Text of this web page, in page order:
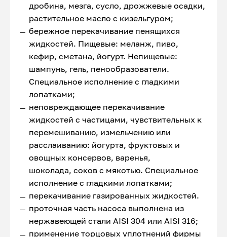
дробина, мезга, сусло, дрожжевые осадки,
растительное масло с кизельгуром;
бережное перекачивание пенящихся
жидкостей. Пищевые: меланж, пиво,
кефир, сметана, йогурт. Непищевые:
шампунь, гель, пенообразователи.
Специальное исполнение с гладкими
лопатками;
неповреждающее перекачивание
жидкостей с частицами, чувствительных к
перемешиванию, измельчению или
расслаиванию: йогурта, фруктовых и
овощных консервов, варенья,
шоколада, соков с мякотью. Специальное
исполнение с гладкими лопатками;
перекачивание газированных жидкостей.
проточная часть насоса выполнена из
нержавеющей стали AISI 304 или AISI 316;
применение торцовых уплотнений фирмы